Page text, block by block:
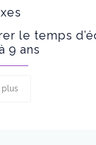
le temps
9 ans
plus